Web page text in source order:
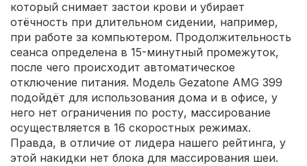
который снимает застои крови и убирает
отёчность при длительном сидении, например,
при работе за компьютером. Продолжительность
сеанса определена в 15-минутный промежуток,
после чего происходит автоматическое
отключение питания. Модель Gezatone AMG 399
подойдёт для использования дома и в офисе, у
него нет ограничения по росту, массирование
осуществляется в 16 скоростных режимах.
Правда, в отличие от лидера нашего рейтинга, у
этой накидки нет блока для массирования шеи.